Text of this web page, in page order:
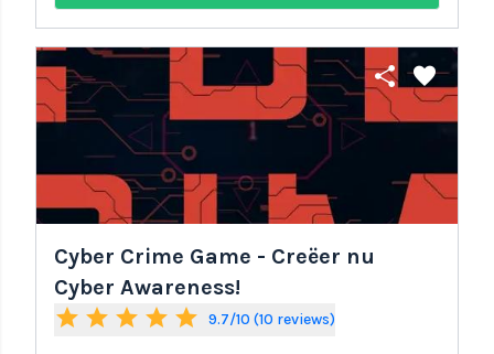
share favorite
Cyber Crime Game - Creëer nu
Cyber Awareness!
star star star star star 9.7/10 (10 reviews)